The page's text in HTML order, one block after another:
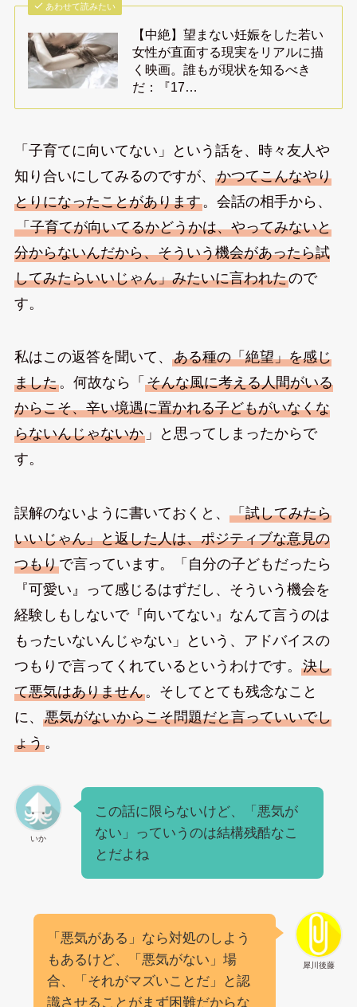
あわせて読みたい
【中絶】望まない妊娠をした若い
女性が直面する現実をリアルに描
く映画。誰もが現状を知るべき
だ：『17…
「子育てに向いてない」という話を、時々友人や
知り合いにしてみるのですが、 かつてこんなやり
とりになったことがあります。会話の相手から、
「子育てが向いてるかどうかは、やってみないと
分からないんだから、そういう機会があったら試
してみたらいいじゃん」みたいに言われたので
す。
私はこの返答を聞いて、 ある種の「絶望」を感じ
ました。何故なら「 そんな風に考える人間がいる
からこそ、辛い境遇に置かれる子どもがいなくな
らないんじゃないか」と思ってしまったからで
す。
誤解のないように書いておくと、 「試してみたら
いいじゃん」と返した人は、ポジティブな意見の
つもりで言っています。「自分の子どもだったら
『可愛い』って感じるはずだし、そういう機会を
経験しもしないで『向いてない』なんて言うのは
もったいないんじゃない」という、アドバイスの
つもりで言ってくれているというわけです。 決し
て悪気はありません。そしてとても残念なこと
に、 悪気がないからこそ問題だと言っていいでし
ょう。
いか
この話に限らないけど、「悪気が
ない」っていうのは結構残酷なこ
とだよね
犀川後藤
「悪気がある」なら対処のしよう
もあるけど、「悪気がない」場
合、「それがマズいことだ」と認
識させることがまず困難だからな